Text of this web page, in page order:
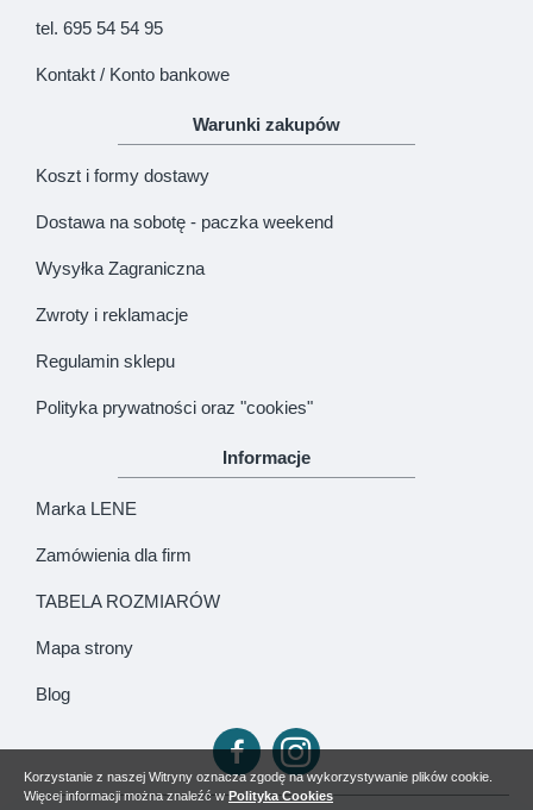
tel. 695 54 54 95
Kontakt / Konto bankowe
Warunki zakupów
Koszt i formy dostawy
Dostawa na sobotę - paczka weekend
Wysyłka Zagraniczna
Zwroty i reklamacje
Regulamin sklepu
Polityka prywatności oraz "cookies"
Informacje
Marka LENE
Zamówienia dla firm
TABELA ROZMIARÓW
Mapa strony
Blog
Korzystanie z naszej Witryny oznacza zgodę na wykorzystywanie plików cookie.
Więcej informacji można znaleźć wPolityka Cookies